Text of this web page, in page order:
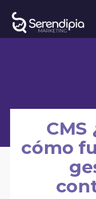
CMS
cómo